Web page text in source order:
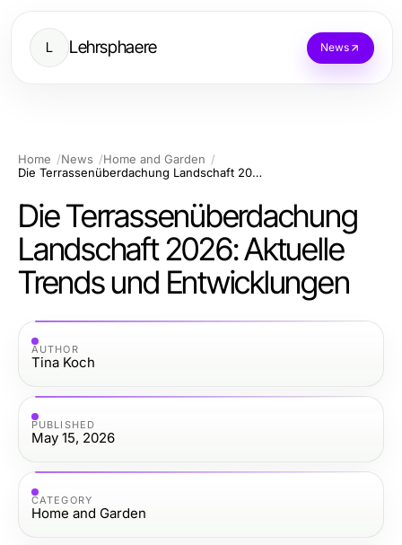
L Lehrsphaere News
Home News
Home and Garden
Die Terrassenüberdachung Landschaft 2026: Aktuelle Trends und Entwicklungen
Die Terrassenüberdachung
Landschaft 2026: Aktuelle
Trends und Entwicklungen
AUTHOR
Tina Koch
PUBLISHED
May 15, 2026
CATEGORY
Home and Garden